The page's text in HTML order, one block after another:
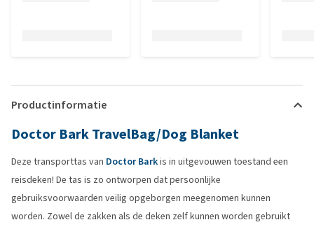
Productinformatie
Doctor Bark TravelBag/Dog Blanket
Deze transporttas van Doctor Barkis in uitgevouwen toestand een
reisdeken! De tas is zo ontworpen dat persoonlijke
gebruiksvoorwaarden veilig opgeborgen meegenomen kunnen
worden. Zowel de zakken als de deken zelf kunnen worden gebruikt